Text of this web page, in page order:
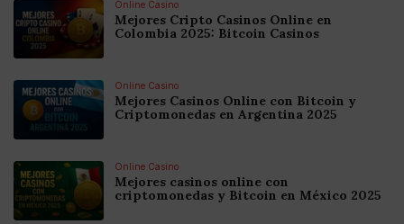
Online Casino
Mejores Cripto Casinos Online en
Colombia 2025: Bitcoin Casinos
Online Casino
Mejores Casinos Online con Bitcoin y
Criptomonedas en Argentina 2025
Online Casino
Mejores casinos online con
criptomonedas y Bitcoin en México 2025